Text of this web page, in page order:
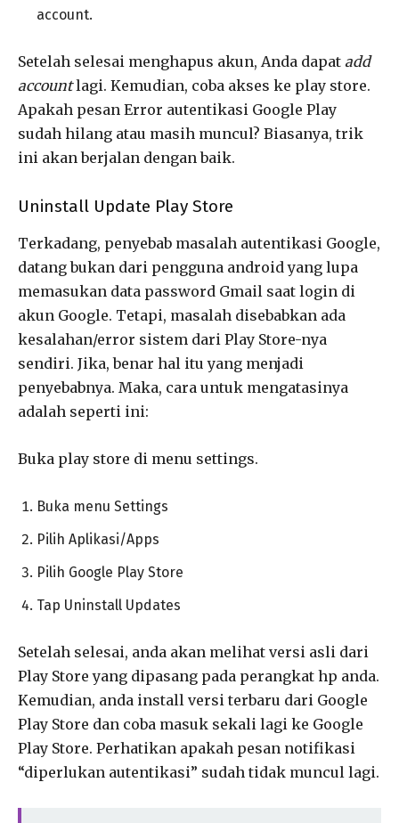
account.
Setelah selesai menghapus akun, Anda dapat add
accountlagi. Kemudian, coba akses ke play store.
Apakah pesan Error autentikasi Google Play
sudah hilang atau masih muncul? Biasanya, trik
ini akan berjalan dengan baik.
Uninstall Update Play Store
Terkadang, penyebab masalah autentikasi Google,
datang bukan dari pengguna android yang lupa
memasukan data password Gmail saat login di
akun Google. Tetapi, masalah disebabkan ada
kesalahan/error sistem dari Play Store-nya
sendiri. Jika, benar hal itu yang menjadi
penyebabnya. Maka, cara untuk mengatasinya
adalah seperti ini:
Buka play store di menu settings.
Buka menu Settings
Pilih Aplikasi/Apps
Pilih Google Play Store
Tap Uninstall Updates
Setelah selesai, anda akan melihat versi asli dari
Play Store yang dipasang pada perangkat hp anda.
Kemudian, anda install versi terbaru dari Google
Play Store dan coba masuk sekali lagi ke Google
Play Store. Perhatikan apakah pesan notifikasi
“diperlukan autentikasi” sudah tidak muncul lagi.